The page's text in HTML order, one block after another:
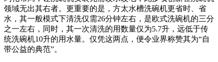
领域无出其右者。更重要的是，方太水槽洗碗机更省时、省
水，其一般模式下清洗仅需26分钟左右，是欧式洗碗机的三分
之一左右，同时，其一次清洗的用数量仅为5.7升，远低于传
统洗碗机10升的用水量。仅凭这两点，便令业界称赞其为“自
带公益的典范”。